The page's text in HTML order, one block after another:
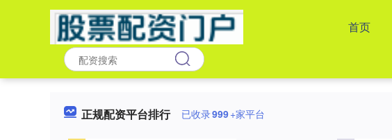
首页
正规配资平台排行 已收录999+家平台